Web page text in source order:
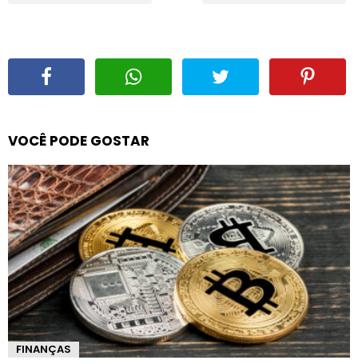
VOCÊ PODE GOSTAR
FINANÇAS